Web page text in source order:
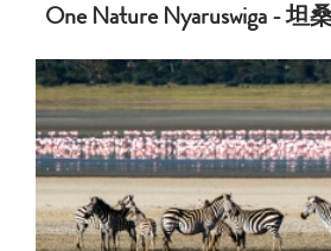
One Nature Nyaruswiga - 坦